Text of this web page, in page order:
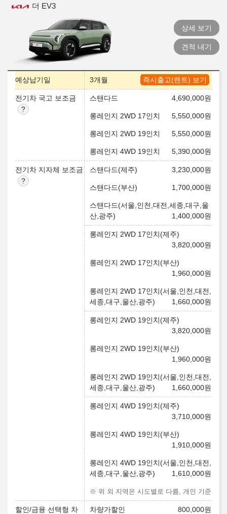
더 EV3
상세 보기
견적 내기
즉시출고(렌트) 보기
예상납기일 3개월
전기차 국고 보조금 스탠다드 4,690,000원
롱레인지 2WD 17인치 5,550,000원
롱레인지 2WD 19인치 5,550,000원
롱레인지 4WD 19인치 5,390,000원
전기차 지자체 보조금 스탠다드(제주) 3,230,000원
스탠다드(부산) 1,700,000원
스탠다드(서울,인천,대전,세종,대구,울
산,광주)
1,400,000원
롱레인지 2WD 17인치(제주)
3,820,000원
롱레인지 2WD 17인치(부산)
1,960,000원
롱레인지 2WD 17인치(서울,인천,대전,
세종,대구,울산,광주)
1,660,000원
롱레인지 2WD 19인치(제주)
3,820,000원
롱레인지 2WD 19인치(부산)
1,960,000원
롱레인지 2WD 19인치(서울,인천,대전,
세종,대구,울산,광주)
1,660,000원
롱레인지 4WD 19인치(제주)
3,710,000원
롱레인지 4WD 19인치(부산)
1,910,000원
롱레인지 4WD 19인치(서울,인천,대전,
세종,대구,울산,광주)
1,610,000원
※ 위 외 지역은 시도별로 다름, 개인 기준
할인/금융 선택형 차
차량가할인 800,000원